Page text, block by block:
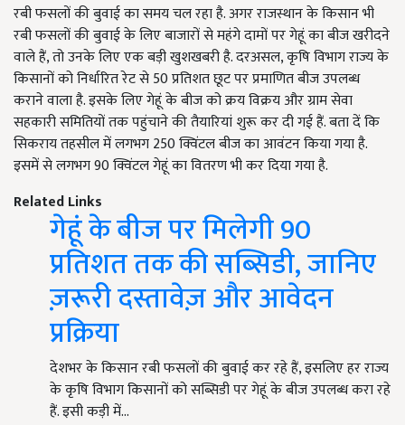
रबी फसलों की बुवाई का समय चल रहा है. अगर राजस्थान के किसान भी
रबी फसलों की बुवाई के लिए बाजारों से महंगे दामों पर गेहूं का बीज खरीदने
वाले हैं, तो उनके लिए एक बड़ी खुशखबरी है. दरअसल, कृषि विभाग राज्य के
किसानों को निर्धारित रेट से 50 प्रतिशत छूट पर प्रमाणित बीज उपलब्ध
कराने वाला है. इसके लिए गेहूं के बीज को क्रय विक्रय और ग्राम सेवा
सहकारी समितियों तक पहुंचाने की तैयारियां शुरू कर दी गई हैं. बता दें कि
सिकराय तहसील में लगभग 250 क्विंटल बीज का आवंटन किया गया है.
इसमें से लगभग 90 क्विंटल गेहूं का वितरण भी कर दिया गया है.
Related Links
गेहूं के बीज पर मिलेगी 90
प्रतिशत तक की सब्सिडी, जानिए
ज़रूरी दस्तावेज़ और आवेदन
प्रक्रिया
देशभर के किसान रबी फसलों की बुवाई कर रहे हैं, इसलिए हर राज्य
के कृषि विभाग किसानों को सब्सिडी पर गेहूं के बीज उपलब्ध करा रहे
हैं. इसी कड़ी में…